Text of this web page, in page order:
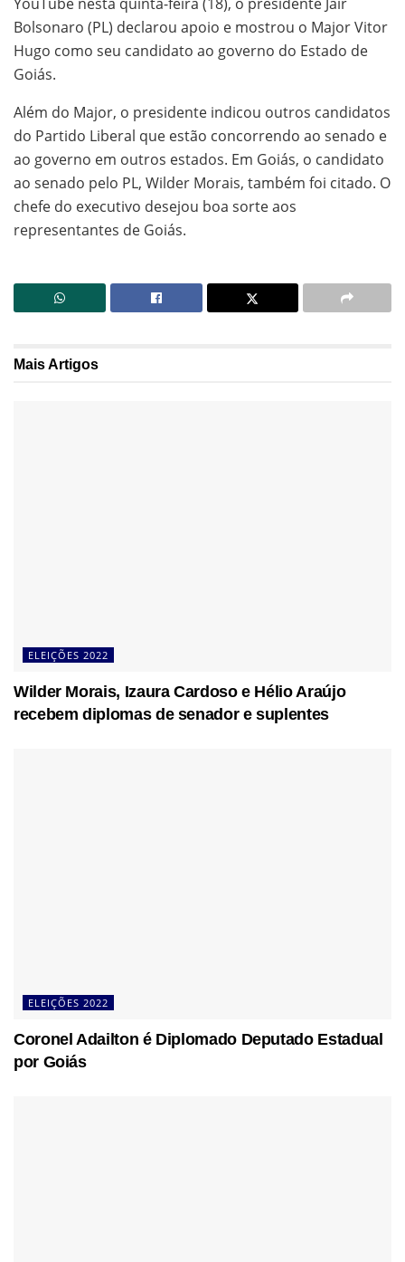
Bolsonaro (PL) declarou apoio e mostrou o Major Vitor
Hugo como seu candidato ao governo do Estado de
Goiás.
Além do Major, o presidente indicou outros candidatos
do Partido Liberal que estão concorrendo ao senado e
ao governo em outros estados. Em Goiás, o candidato
ao senado pelo PL, Wilder Morais, também foi citado. O
chefe do executivo desejou boa sorte aos
representantes de Goiás.
MaisArtigos
ELEIÇÕES 2022
Wilder Morais, Izaura Cardoso e Hélio Araújo
recebem diplomas de senador e suplentes
ELEIÇÕES 2022
Coronel Adailton é Diplomado Deputado Estadual
por Goiás